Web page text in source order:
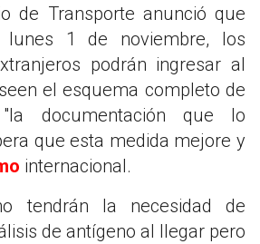
1 de noviembre, los
podrán ingresar al
el esquema completo de
documentación que lo
que esta medida mejore y
internacional.
tendrán la necesidad de
de antígeno al llegar pero